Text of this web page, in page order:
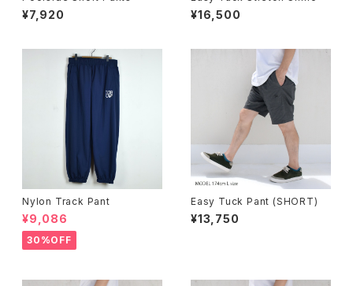
¥7,920 ¥16,500
Nylon Track Pant
¥9,086
30%OFF
Easy Tuck Pant (SHORT)
¥13,750